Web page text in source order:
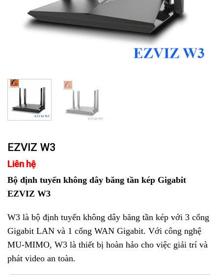
EZVIZ W3
Liên hệ
Bộ định tuyến không dây băng tần kép Gigabit
EZVIZ W3
W3 là bộ định tuyến không dây băng tần kép với 3 cổng
Gigabit LAN và 1 cổng WAN Gigabit. Với công nghệ
MU-MIMO, W3 là thiết bị hoàn hảo cho việc giải trí và
phát video an toàn.